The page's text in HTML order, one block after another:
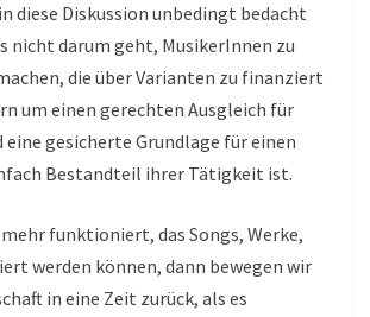
diese Diskussion unbedingt bedacht
nicht darum geht, MusikerInnen zu
die über Varianten zu finanziert
um einen gerechten Ausgleich für
eine gesicherte Grundlage für einen
Bestandteil ihrer Tätigkeit ist.
funktioniert, das Songs, Werke,
werden können, dann bewegen wir
in eine Zeit zurück, als es